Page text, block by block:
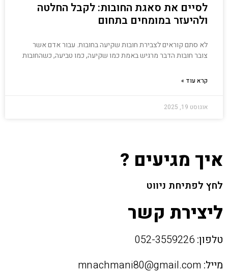
לסיים את סאגת החובות: לקבל החלטה
ולהיעזר במומחים בתחום
לא סתם קוראים לצבירת חובות שקיעה בחובות. עבור אדם אשר
צובר חובות הדבר מרגיש באמת כמו שקיעה, כמו טביעה, כשהחובות
קרא עוד »
אוגוסט 19, 2025
איך מגיעים ?
לחץ לפתיחת ניווט
ליצירת קשר
טלפון:
מייל: mnachmani80@gmail.com